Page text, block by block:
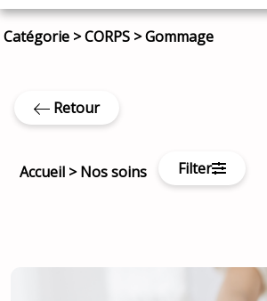
Catégorie >CORPS >Gommage
Retour
Accueil >Nos soins Filter